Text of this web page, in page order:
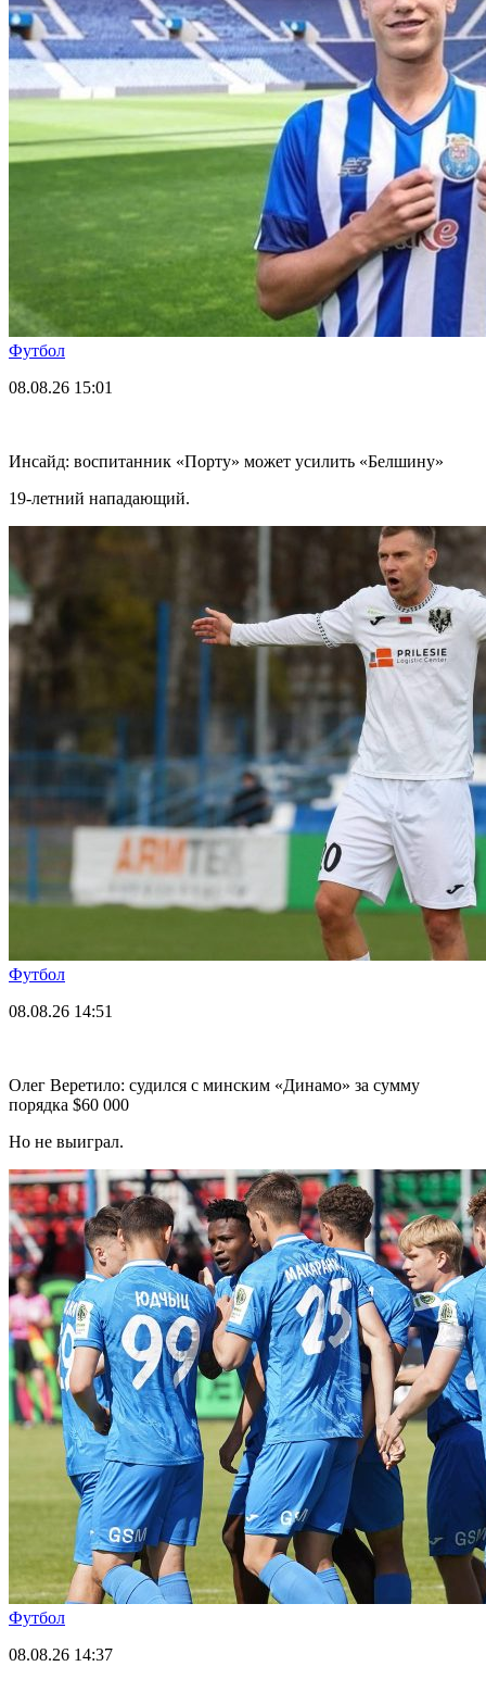
Футбол
08.08.26 15:01
Инсайд: воспитанник «Порту» может усилить «Белшину»
19-летний нападающий.
Футбол
08.08.26 14:51
Олег Веретило: судился с минским «Динамо» за сумму
порядка $60 000
Но не выиграл.
Футбол
08.08.26 14:37